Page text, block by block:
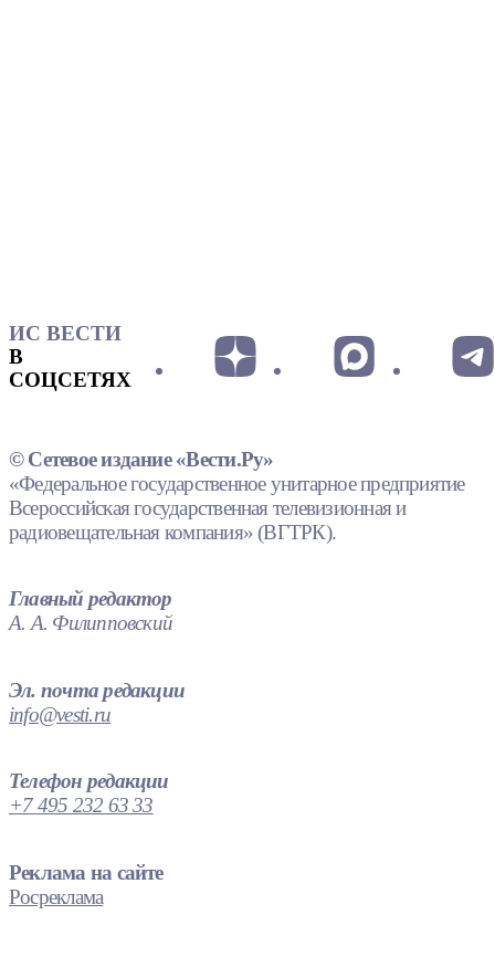
ИС ВЕСТИ
В
СОЦСЕТЯХ
© Сетевое издание «Вести.Ру»
«Федеральное государственное унитарное предприятие
Всероссийская государственная телевизионная и
радиовещательная компания» (ВГТРК).
Главный редактор
А. А. Филипповский
Эл. почта редакции
info@vesti.ru
Телефон редакции
+7 495 232 63 33
Реклама на сайте
Росреклама